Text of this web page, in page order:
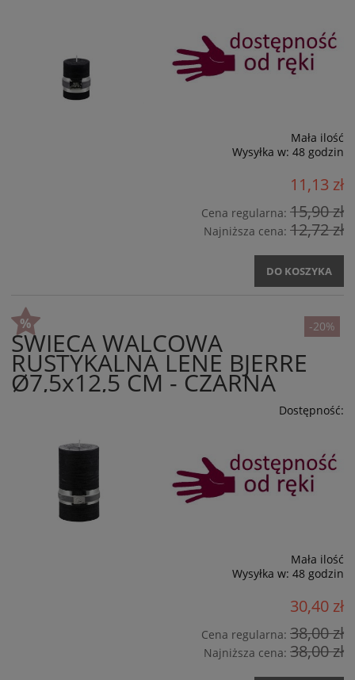
Mała ilość
Wysyłka w: 48 godzin
11,13 zł
Cena regularna: 15,90 zł
Najniższa cena: 12,72 zł
DO KOSZYKA
ŚWIECA WALCOWA
RUSTYKALNA LENE BJERRE
Ø7,5x12,5 CM - CZARNA
Dostępność:
Mała ilość
Wysyłka w: 48 godzin
30,40 zł
Cena regularna: 38,00 zł
Najniższa cena: 38,00 zł
-20%